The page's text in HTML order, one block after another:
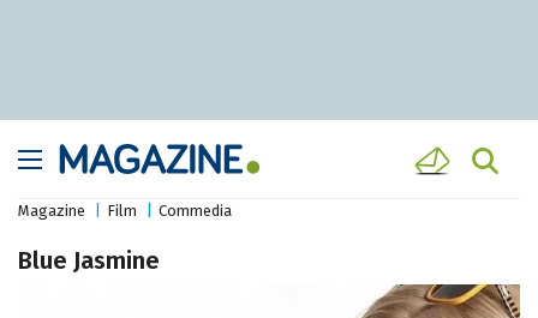
Magazine Film Commedia
Blue Jasmine